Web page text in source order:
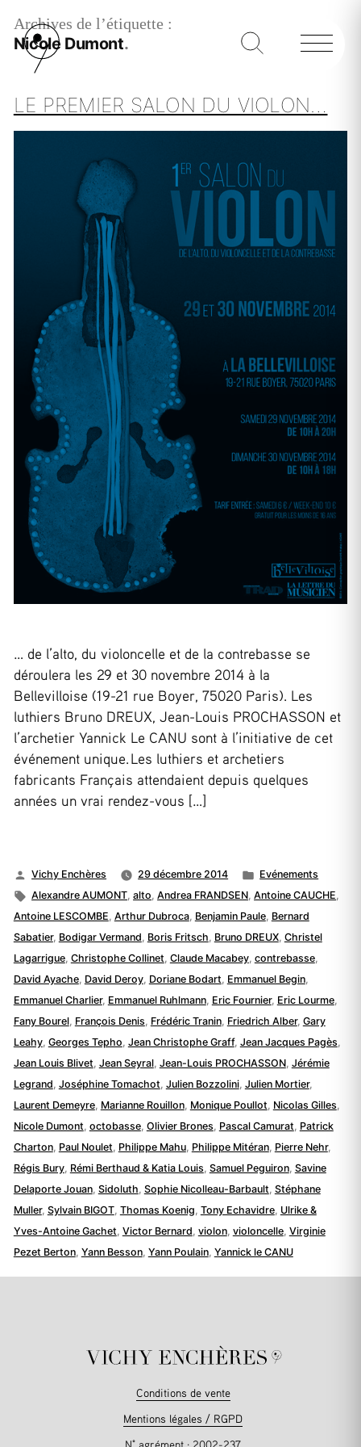
Archives de l’étiquette :
Nicole Dumont
LE PREMIER SALON DU VIOLON…
… de l’alto, du violoncelle et de la contrebasse se
déroulera les 29 et 30 novembre 2014 à la
Bellevilloise (19-21 rue Boyer, 75020 Paris). Les
luthiers Bruno DREUX, Jean-Louis PROCHASSON et
l’archetier Yannick Le CANU sont à l’initiative de cet
événement unique. Les luthiers et archetiers
fabricants Français attendaient depuis quelques
années un vrai rendez-vous […]
Publié
par
Vichy Enchères 29 décembre 2014
Publié
dans
Evénements
Étiquettes :
Alexandre AUMONT,alto,Andrea FRANDSEN,Antoine CAUCHE,
Antoine LESCOMBE, Arthur Dubroca, Benjamin Paule, Bernard
Sabatier, Bodigar Vermand, Boris Fritsch, Bruno DREUX, Christel
Lagarrigue, Christophe Collinet, Claude Macabey, contrebasse,
David Ayache, David Deroy, Doriane Bodart, Emmanuel Begin,
Emmanuel Charlier, Emmanuel Ruhlmann, Eric Fournier, Eric Lourme,
Fany Bourel, François Denis, Frédéric Tranin, Friedrich Alber, Gary
Leahy, Georges Tepho, Jean Christophe Graff, Jean Jacques Pagès,
Jean Louis Blivet, Jean Seyral, Jean-Louis PROCHASSON, Jérémie
Legrand, Joséphine Tomachot, Julien Bozzolini, Julien Mortier,
Laurent Demeyre, Marianne Rouillon, Monique Poullot, Nicolas Gilles,
Nicole Dumont, octobasse, Olivier Brones, Pascal Camurat, Patrick
Charton, Paul Noulet, Philippe Mahu, Philippe Mitéran, Pierre Nehr,
Régis Bury, Rémi Berthaud & Katia Louis, Samuel Peguiron, Savine
Delaporte Jouan, Sidoluth, Sophie Nicolleau-Barbault, Stéphane
Muller, Sylvain BIGOT, Thomas Koenig, Tony Echavidre, Ulrike &
Yves-Antoine Gachet, Victor Bernard, violon, violoncelle, Virginie
Pezet Berton, Yann Besson, Yann Poulain, Yannick le CANU
Conditions de vente
Mentions légales / RGPD
N° agrément : 2002-237